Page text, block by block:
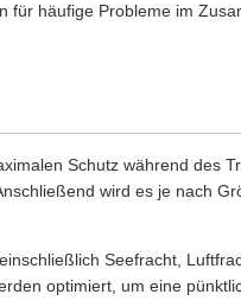
häufige Probleme im
Schutz während des
wird es je nach
Seefracht,
optimiert, um eine